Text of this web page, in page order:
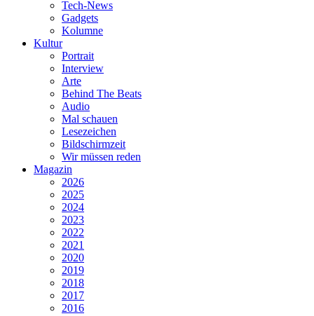
Tech-News
Gadgets
Kolumne
Kultur
Portrait
Interview
Arte
Behind The Beats
Audio
Mal schauen
Lesezeichen
Bildschirmzeit
Wir müssen reden
Magazin
2026
2025
2024
2023
2022
2021
2020
2019
2018
2017
2016